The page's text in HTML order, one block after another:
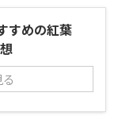
すめの紅葉